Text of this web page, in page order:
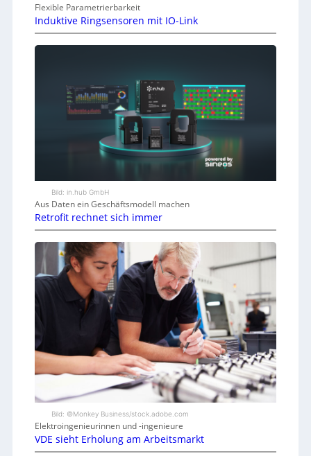
Flexible Parametrierbarkeit
Induktive Ringsensoren mit IO-Link
Bild: in.hub GmbH
Aus Daten ein Geschäftsmodell machen
Retrofit rechnet sich immer
Bild: ©Monkey Business/stock.adobe.com
Elektroingenieurinnen und -ingenieure
VDE sieht Erholung am Arbeitsmarkt